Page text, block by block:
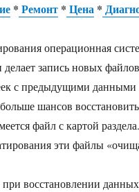
* Ремонт* Цена*
операционная
делает запись новых
с предыдущими
шансов
файл с картой
эти файлы
при восстановлении